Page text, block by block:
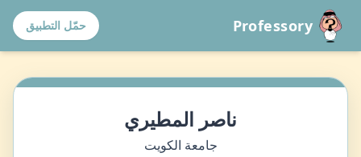
Professory حمّل التطبيق
ناصر المطيري
جامعة الكويت